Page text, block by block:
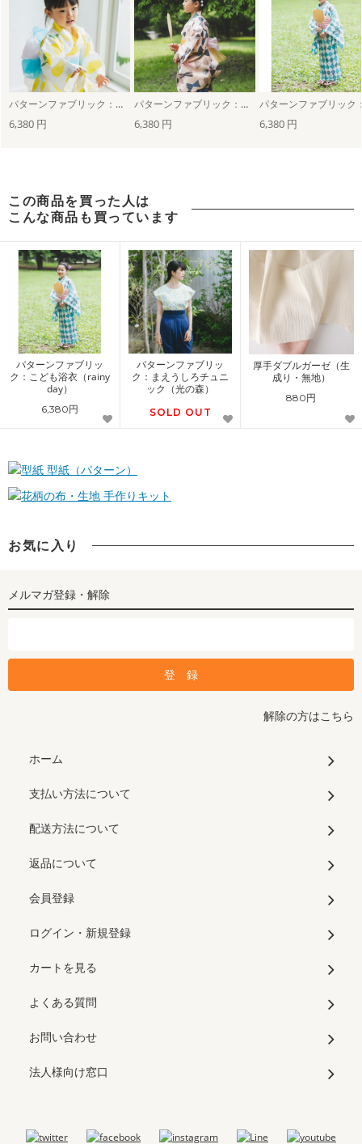
パターンファブリック：こども浴衣（limone） パターンファブリック：こども浴衣（リボントルテ）
6,380 円 6,380 円 6,380 円
この商品を買った人は
こんな商品も買っています
パターンファブリッ
ク：こども浴衣（rainy
day）
6,380円
パターンファブリッ
ク：まえうしろチュニ
ック（光の森）
SOLD OUT
厚手ダブルガーゼ（生
成り・無地）
880円
型紙（パターン）
手作りキット
お気に入り
メルマガ登録・解除
解除の方はこちら
ホーム
支払い方法について
配送方法について
返品について
会員登録
ログイン・新規登録
カートを見る
よくある質問
お問い合わせ
法人様向け窓口